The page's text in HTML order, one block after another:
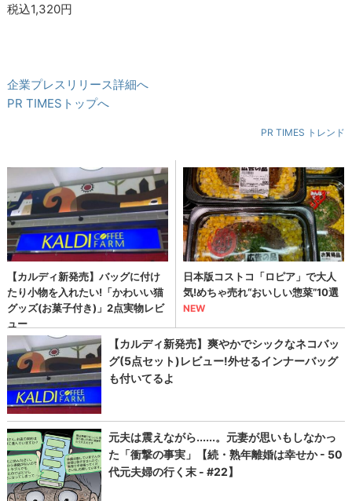
税込1,320円
企業プレスリリース詳細へ
PR TIMESトップへ
PR TIMES トレンド